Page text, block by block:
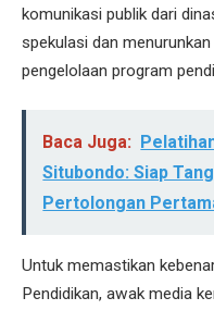
komunikasi publik dari
spekulasi dan
pengelolaan program
Baca Juga:
Situbondo: Siap
Pertolongan
Untuk memastikan
Pendidikan, awak media